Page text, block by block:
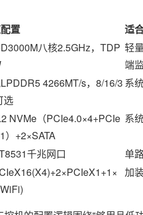
置 适
八核2.5GHz，TDP 轻
端
4266MT/s，8/16/3
选
系
NVMe（PCIe4.0×4+PCIe
）+2×SATA
系
千兆网口 单
加